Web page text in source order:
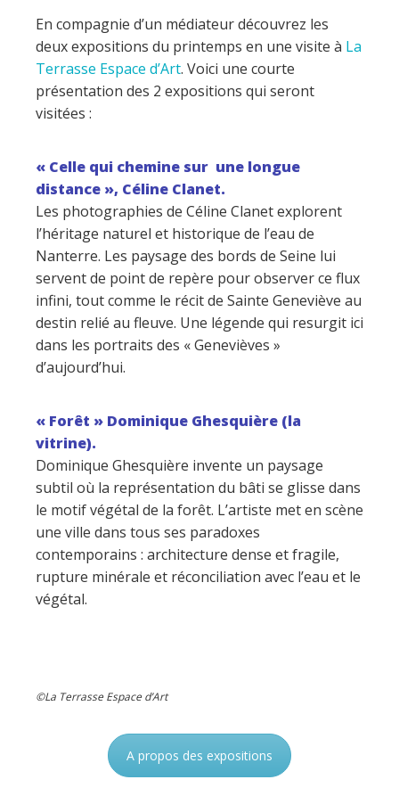
En compagnie d’un médiateur découvrez les
deux expositions du printemps en une visite à La
Terrasse Espace d’Art. Voici une courte
présentation des 2 expositions qui seront
visitées :
« Celle qui chemine sur une longue
distance », Céline Clanet.
Les photographies de Céline Clanet explorent
l’héritage naturel et historique de l’eau de
Nanterre. Les paysage des bords de Seine lui
servent de point de repère pour observer ce flux
infini, tout comme le récit de Sainte Geneviève au
destin relié au fleuve. Une légende qui resurgit ici
dans les portraits des « Genevièves »
d’aujourd’hui.
« Forêt » Dominique Ghesquière (la
vitrine).
Dominique Ghesquière invente un paysage
subtil où la représentation du bâti se glisse dans
le motif végétal de la forêt. L’artiste met en scène
une ville dans tous ses paradoxes
contemporains : architecture dense et fragile,
rupture minérale et réconciliation avec l’eau et le
végétal.
©La Terrasse Espace d’Art
A propos des expositions